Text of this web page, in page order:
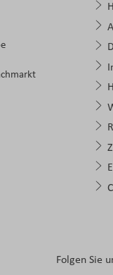
Folgen Sie